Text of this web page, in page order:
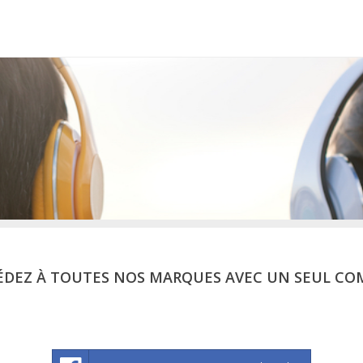
À TOUTES NOS MARQUES AVEC UN SEUL